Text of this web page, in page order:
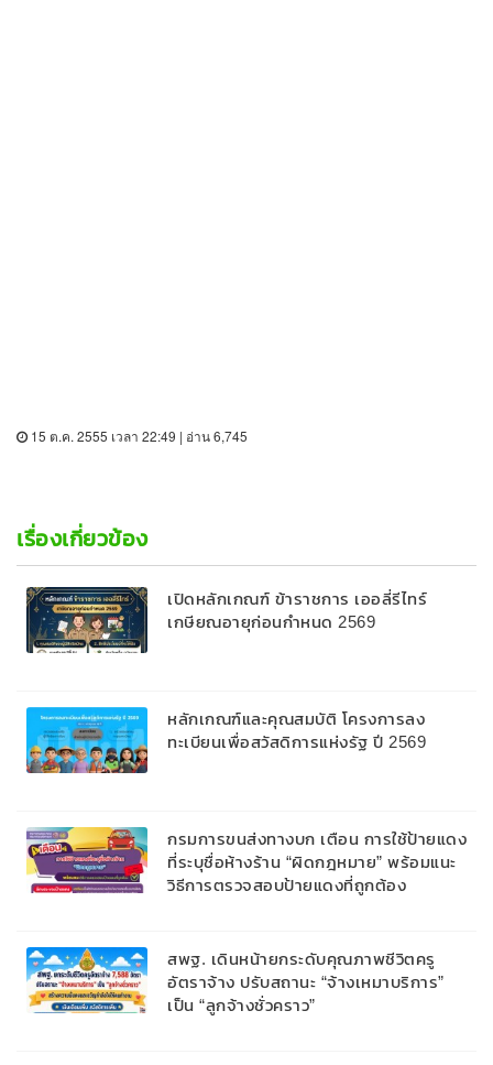
15 ต.ค. 2555 เวลา 22:49 | อ่าน 6,745
เรื่องเกี่ยวข้อง
เปิดหลักเกณฑ์ ข้าราชการ เออลี่รีไทร์
เกษียณอายุก่อนกำหนด 2569
หลักเกณฑ์และคุณสมบัติ โครงการลง
ทะเบียนเพื่อสวัสดิการแห่งรัฐ ปี 2569
กรมการขนส่งทางบก เตือน การใช้ป้ายแดง
ที่ระบุชื่อห้างร้าน “ผิดกฎหมาย” พร้อมแนะ
วิธีการตรวจสอบป้ายแดงที่ถูกต้อง
สพฐ. เดินหน้ายกระดับคุณภาพชีวิตครู
อัตราจ้าง ปรับสถานะ “จ้างเหมาบริการ”
เป็น “ลูกจ้างชั่วคราว”